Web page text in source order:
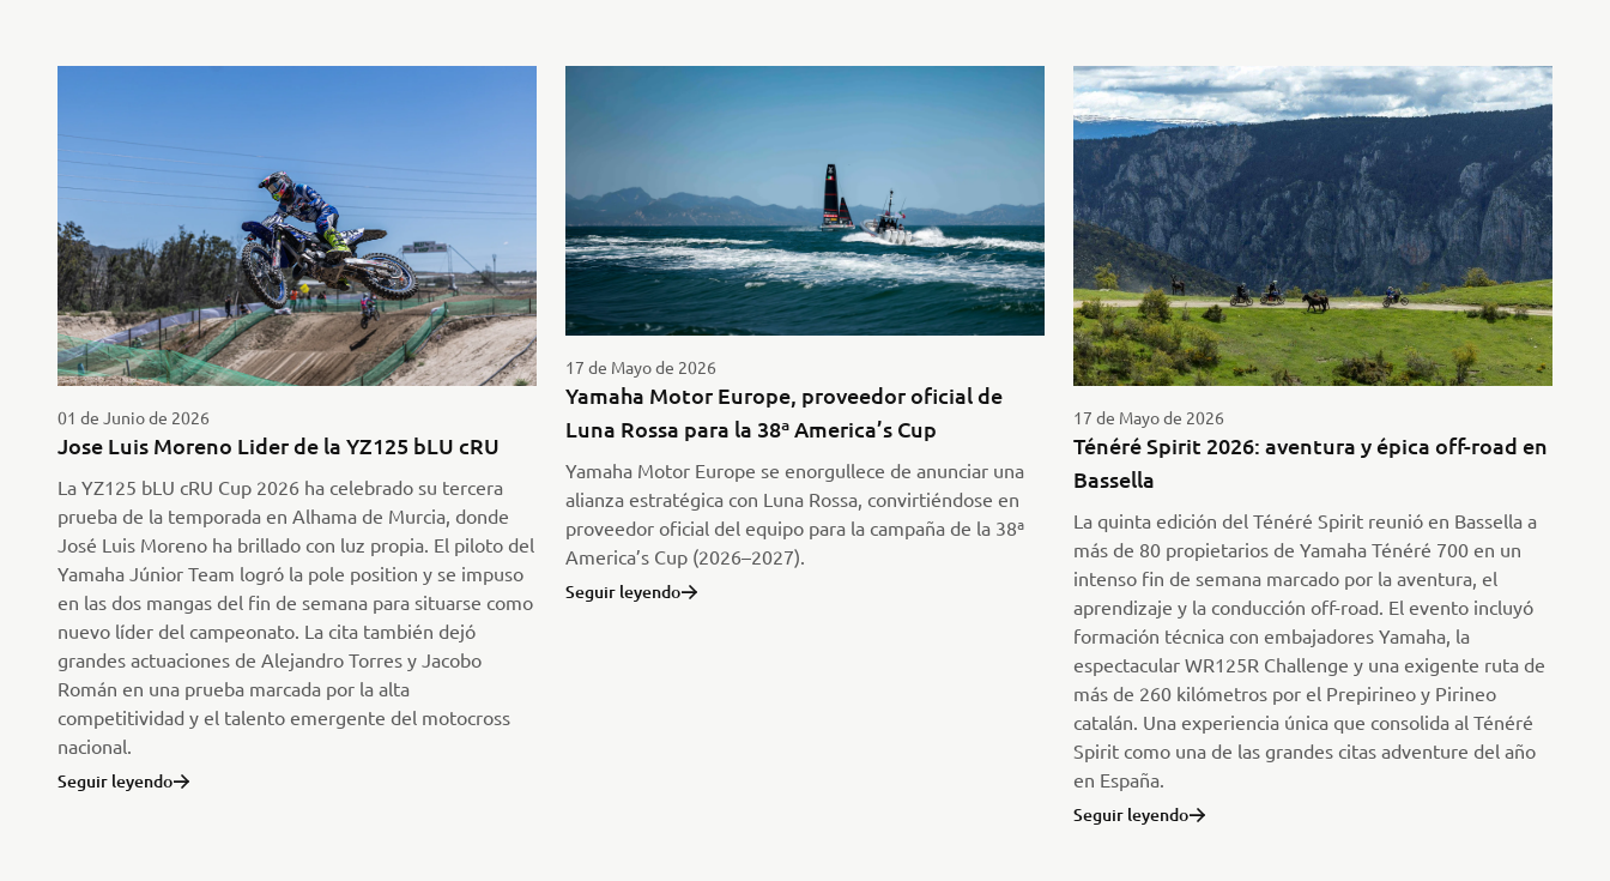
01 de Junio de 2026
Jose Luis Moreno Lider de la YZ125 bLU cRU
La YZ125 bLU cRU Cup 2026 ha celebrado su tercera
prueba de la temporada en Alhama de Murcia, donde
José Luis Moreno ha brillado con luz propia. El piloto del
Yamaha Júnior Team logró la pole position y se impuso
en las dos mangas del fin de semana para situarse como
nuevo líder del campeonato. La cita también dejó
grandes actuaciones de Alejandro Torres y Jacobo
Román en una prueba marcada por la alta
competitividad y el talento emergente del motocross
nacional.
Seguir leyendo
17 de Mayo de 2026
Yamaha Motor Europe, proveedor oficial de
Luna Rossa para la 38ª America’s Cup
Yamaha Motor Europe se enorgullece de anunciar una
alianza estratégica con Luna Rossa, convirtiéndose en
proveedor oficial del equipo para la campaña de la 38ª
America’s Cup (2026–2027).
Seguir leyendo
17 de Mayo de 2026
Ténéré Spirit 2026: aventura y épica off-road en
Bassella
La quinta edición del Ténéré Spirit reunió en Bassella a
más de 80 propietarios de Yamaha Ténéré 700 en un
intenso fin de semana marcado por la aventura, el
aprendizaje y la conducción off-road. El evento incluyó
formación técnica con embajadores Yamaha, la
espectacular WR125R Challenge y una exigente ruta de
más de 260 kilómetros por el Prepirineo y Pirineo
catalán. Una experiencia única que consolida al Ténéré
Spirit como una de las grandes citas adventure del año
en España.
Seguir leyendo